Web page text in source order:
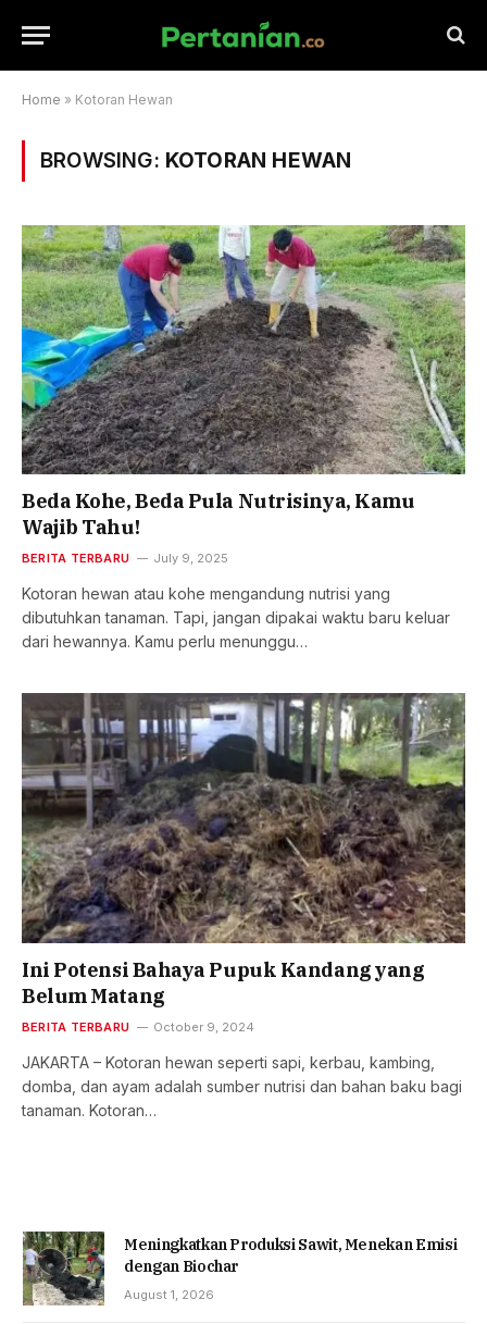
Home » Kotoran Hewan
BROWSING: KOTORAN HEWAN
Beda Kohe, Beda Pula Nutrisinya, Kamu
Wajib Tahu!
BERITA TERBARU July 9, 2025
Kotoran hewan atau kohe mengandung nutrisi yang
dibutuhkan tanaman. Tapi, jangan dipakai waktu baru keluar
dari hewannya. Kamu perlu menunggu…
Ini Potensi Bahaya Pupuk Kandang yang
Belum Matang
BERITA TERBARU October 9, 2024
JAKARTA – Kotoran hewan seperti sapi, kerbau, kambing,
domba, dan ayam adalah sumber nutrisi dan bahan baku bagi
tanaman. Kotoran…
Meningkatkan Produksi Sawit, Menekan Emisi
dengan Biochar
August 1, 2026